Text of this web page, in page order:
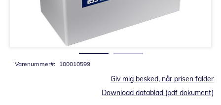
Varenummer 100010599
Giv mig besked, når prisen falder
Download datablad (pdf dokument)